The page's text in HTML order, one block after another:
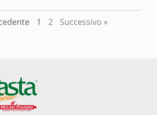
1 2 Successivo »